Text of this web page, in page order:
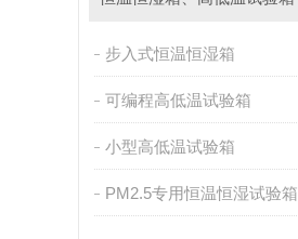
步入式恒温恒湿箱
可编程高低温试验箱
小型高低温试验箱
PM2.5专用恒温恒湿试验箱